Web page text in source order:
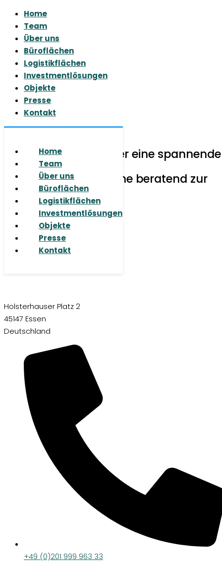
Home
Team
Über uns
Büroflächen
Logistikflächen
Investmentlösungen
Objekte
Presse
Kontakt
Home
Team
Über uns
Büroflächen
Logistikflächen
Investmentlösungen
Objekte
Presse
Kontakt
Sie haben Fragen oder eine spannende
Aufgabe für uns?
Wir stehen Ihnen gerne beratend zur
Seite.
Holsterhauser Platz 2
45147 Essen
Deutschland
+49 (0)201 999 963 33